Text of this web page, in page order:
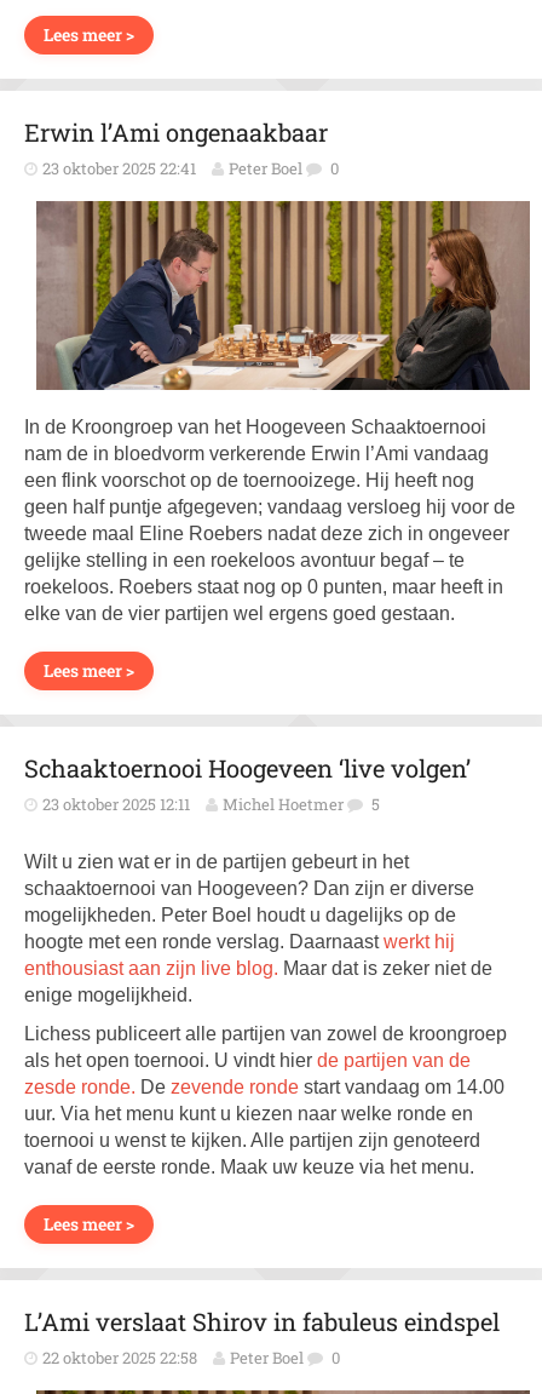
Lees meer >
Erwin l’Ami ongenaakbaar
23 oktober 2025 22:41 Peter Boel 0
In de Kroongroep van het Hoogeveen Schaaktoernooi
nam de in bloedvorm verkerende Erwin l’Ami vandaag
een flink voorschot op de toernooizege. Hij heeft nog
geen half puntje afgegeven; vandaag versloeg hij voor de
tweede maal Eline Roebers nadat deze zich in ongeveer
gelijke stelling in een roekeloos avontuur begaf – te
roekeloos. Roebers staat nog op 0 punten, maar heeft in
elke van de vier partijen wel ergens goed gestaan.
Lees meer >
Schaaktoernooi Hoogeveen ‘live volgen’
23 oktober 2025 12:11 Michel Hoetmer 5
Wilt u zien wat er in de partijen gebeurt in het
schaaktoernooi van Hoogeveen? Dan zijn er diverse
mogelijkheden. Peter Boel houdt u dagelijks op de
hoogte met een ronde verslag. Daarnaastwerkt hij
enthousiast aan zijn live blog. Maar dat is zeker niet de
enige mogelijkheid.
Lichess publiceert alle partijen van zowel de kroongroep
als het open toernooi. U vindt hier de partijen van de
zesde ronde. De zevende ronde start vandaag om 14.00
uur. Via het menu kunt u kiezen naar welke ronde en
toernooi u wenst te kijken. Alle partijen zijn genoteerd
vanaf de eerste ronde. Maak uw keuze via het menu.
Lees meer >
L’Ami verslaat Shirov in fabuleus eindspel
22 oktober 2025 22:58 Peter Boel 0